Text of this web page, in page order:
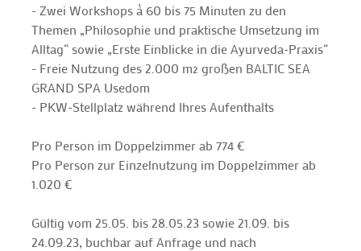
- Zwei Workshops à 60 bis 75 Minuten zu den
Themen „Philosophie und praktische Umsetzung im
Alltag“ sowie „Erste Einblicke in die Ayurveda-Praxis“
- Freie Nutzung des 2.000 m² großen BALTIC SEA
GRAND SPA Usedom
- PKW-Stellplatz während Ihres Aufenthalts
Pro Person im Doppelzimmer ab 774 €
Pro Person zur Einzelnutzung im Doppelzimmer ab
1.020 €
Gültig vom 25.05. bis 28.05.23 sowie 21.09. bis
24.09.23, buchbar auf Anfrage und nach